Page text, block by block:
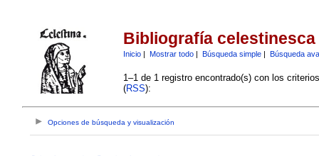
Bibliografía celestinesca
Inicio| Mostrar todo| Búsqueda simple| Búsqueda
1–1 de 1 registro encontrado(s) con los
(RSS):
Opciones de búsqueda y visualización